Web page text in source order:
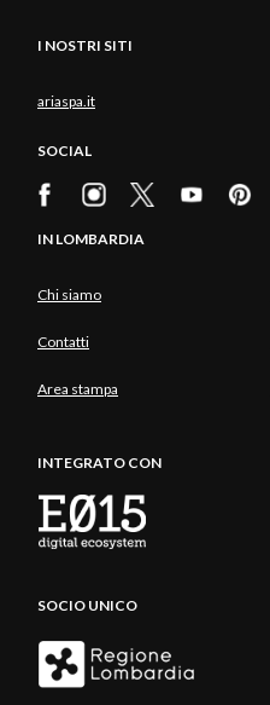
I NOSTRI SITI
ariaspa.it
SOCIAL
IN LOMBARDIA
Chi siamo
Contatti
Area stampa
INTEGRATO CON
SOCIO UNICO